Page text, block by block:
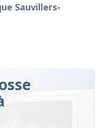
Sauvillers-